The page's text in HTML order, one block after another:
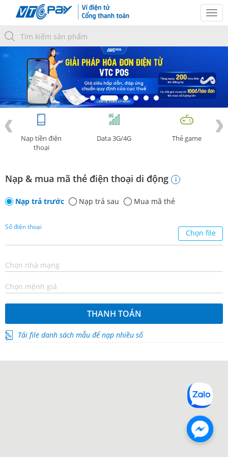
Nạp tiền điện
thoại
Data 3G/4G Thẻ game
Nạp & mua mã thẻ điện thoại di động i
Nạp trả trước Nạp trả sau Mua mã thẻ
Số điện thoại
Chọn file
Chọn nhà mạng
Chọn mệnh giá
THANH TOÁN
Tải file danh sách mẫu để nạp nhiều số